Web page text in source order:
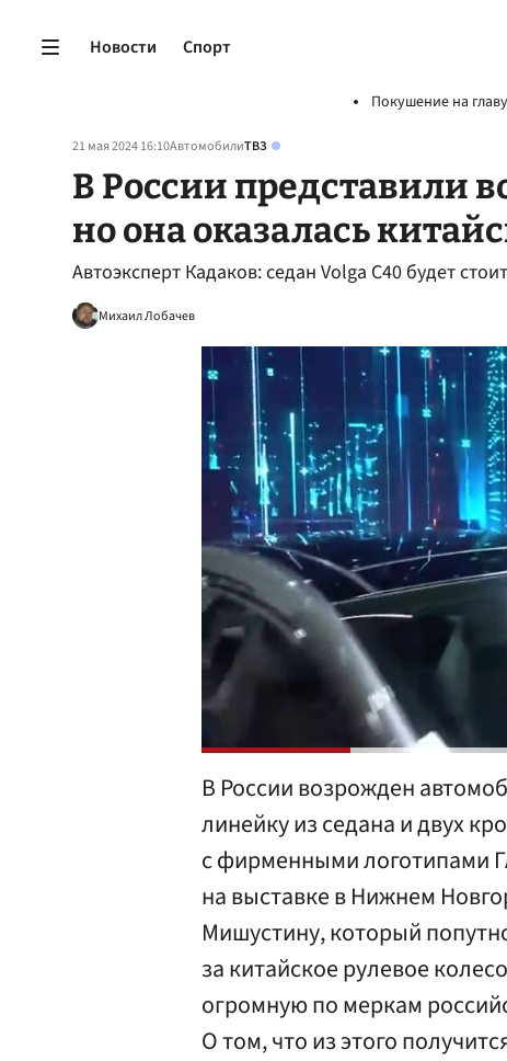
Новости Спорт
Покушение на
21 мая 2024 16:10АвтомобилиТВЗ
В России представили
но она оказалась
Автоэксперт Кадаков: седан Volga C40 будет
Михаил Лобачев
В России возрожден
линейку из седана и двух
с фирменными логотипами
на выставке в Нижнем
Мишустину, который
за китайское рулевое
огромную по меркам
О том, что из этого